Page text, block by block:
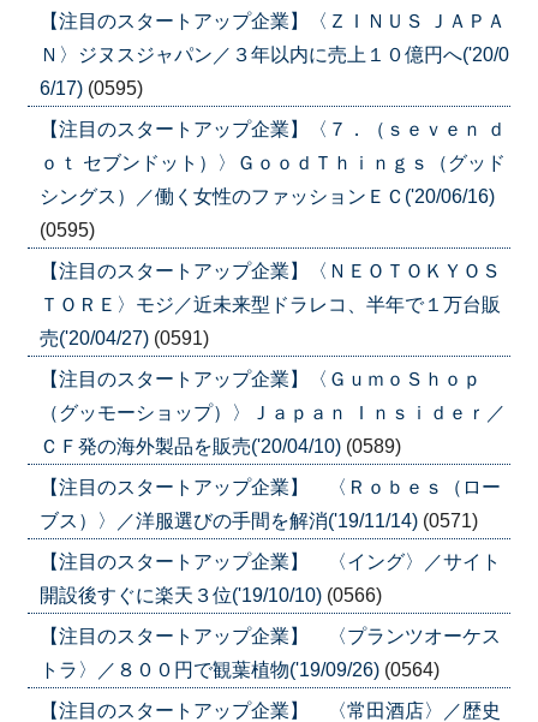
【注目のスタートアップ企業】〈ＺＩＮＵＳ ＪＡＰＡ
Ｎ〉ジヌスジャパン／３年以内に売上１０億円へ('20/0
6/17) (0595)
【注目のスタートアップ企業】〈７．（ｓｅｖｅｎ ｄ
ｏｔ セブンドット）〉ＧｏｏｄＴｈｉｎｇｓ（グッド
シングス）／働く女性のファッションＥＣ('20/06/16)
(0595)
【注目のスタートアップ企業】〈ＮＥＯＴＯＫＹＯＳ
ＴＯＲＥ〉モジ／近未来型ドラレコ、半年で１万台販
売('20/04/27) (0591)
【注目のスタートアップ企業】〈ＧｕｍｏＳｈｏｐ
（グッモーショップ）〉Ｊａｐａｎ Ｉｎｓｉｄｅｒ／
ＣＦ発の海外製品を販売('20/04/10) (0589)
【注目のスタートアップ企業】 〈Ｒｏｂｅｓ（ロー
ブス）〉／洋服選びの手間を解消('19/11/14) (0571)
【注目のスタートアップ企業】 〈イング〉／サイト
開設後すぐに楽天３位('19/10/10) (0566)
【注目のスタートアップ企業】 〈プランツオーケス
トラ〉／８００円で観葉植物('19/09/26) (0564)
【注目のスタートアップ企業】 〈常田酒店〉／歴史